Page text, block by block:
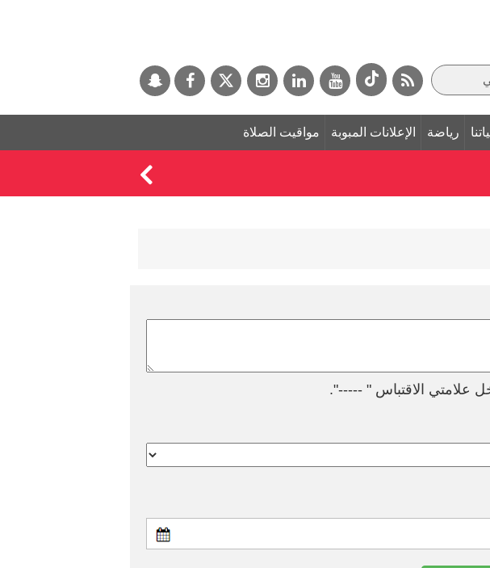
رياضة الإعلانات المبوبة مواقيت الصلاة
علامتي الاقتباس " -----".